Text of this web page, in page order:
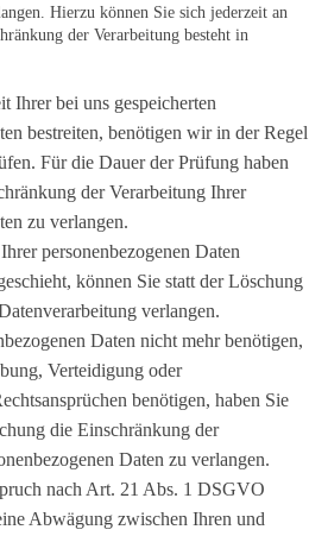
Hierzu können Sie sich jederzeit an
der Verarbeitung besteht in
Ihrer bei uns gespeicherten
bestreiten, benötigen wir in der Regel
Für die Dauer der Prüfung haben
der Verarbeitung Ihrer
zu verlangen.
personenbezogenen Daten
können Sie statt der Löschung
verlangen.
Daten nicht mehr benötigen,
Verteidigung oder
benötigen, haben Sie
die Einschränkung der
Daten zu verlangen.
nach Art. 21 Abs. 1 DSGVO
Abwägung zwischen Ihren und